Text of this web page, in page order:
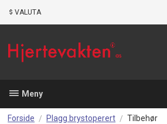
VALUTA
Meny
Forside Plagg brystoperert Tilbehør